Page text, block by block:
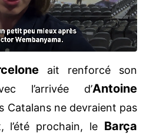
ait renforcé son
l’arrivée d’Antoine
Catalans ne devraient pas
prochain, le Barça